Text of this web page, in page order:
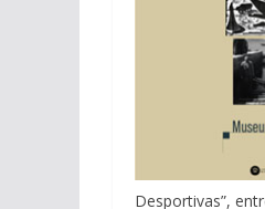
Desportivas”,